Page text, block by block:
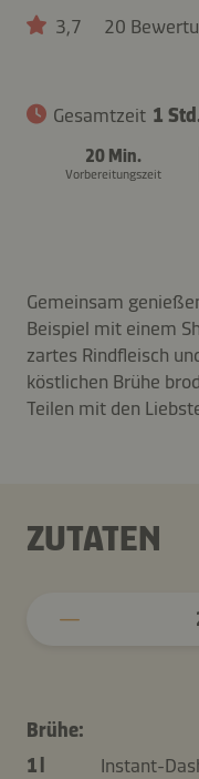
3,7 20
Gesamtzeit 1
20 Min.
Vorbereitungszeit
Gemeinsam
Beispiel mit einem
zartes Rindfleisch
köstlichen Brühe
Teilen mit den
ZUTATEN
Brühe:
1 l
Instant-